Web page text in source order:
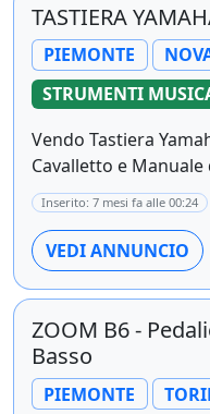
TASTIERA
PIEMONTE
STRUMENTI
Vendo Tastiera
Cavalletto e Manuale
Inserito: 7 mesi fa alle 00:24
VEDI ANNUNCIO
ZOOM B6 -
Basso
PIEMONTE